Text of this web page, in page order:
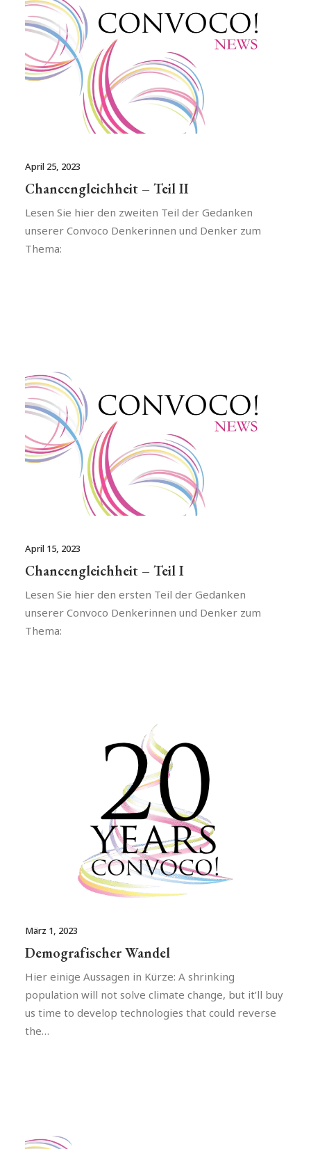
April 25, 2023
Chancengleichheit – Teil II
Lesen Sie hier den zweiten Teil der Gedanken
unserer Convoco Denkerinnen und Denker zum
Thema:
April 15, 2023
Chancengleichheit – Teil I
Lesen Sie hier den ersten Teil der Gedanken
unserer Convoco Denkerinnen und Denker zum
Thema:
März 1, 2023
Demografischer Wandel
Hier einige Aussagen in Kürze: A shrinking
population will not solve climate change, but it’ll buy
us time to develop technologies that could reverse
the…